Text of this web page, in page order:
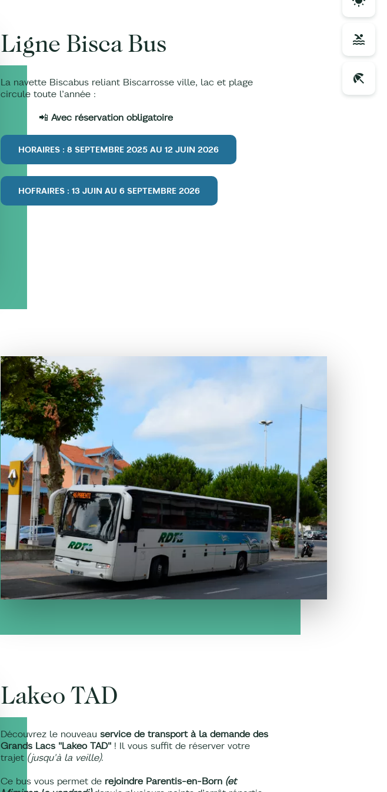
Ligne Bisca Bus
La navette Biscabus reliant Biscarrosse ville, lac et plage
circule toute l’année :
📲 Avec réservation obligatoire
HORAIRES : 8 SEPTEMBRE 2025 AU 12 JUIN 2026
HOFRAIRES : 13 JUIN AU 6 SEPTEMBRE 2026
Lakeo TAD
Découvrez le nouveau service de transport à la demande des
Grands Lacs "Lakeo TAD" ! Il vous suffit de réserver votre
trajet (jusqu'à la veille).
Ce bus vous permet de rejoindre Parentis-en-Born (et